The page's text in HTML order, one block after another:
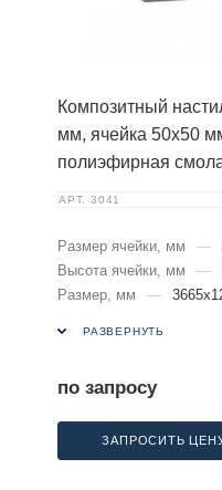
Композитный
мм, ячейка 50х50
полиэфирная
АРТ. 3041
Размер ячейки, мм —
Высота ячейки, мм
—
Размер, мм
—
РАЗВЕРНУТЬ
по запросу
ЗАПРОСИТЬ